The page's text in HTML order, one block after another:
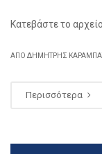
Κατεβάστε το
ΑΠΌ ΔΗΜΉΤΡΗΣ
Περισσότερα